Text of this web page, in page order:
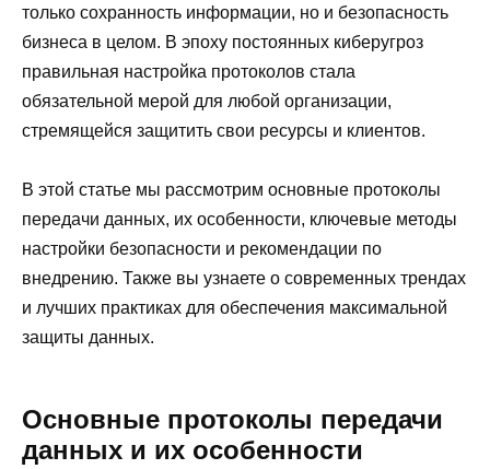
только сохранность информации, но и безопасность
бизнеса в целом. В эпоху постоянных киберугроз
правильная настройка протоколов стала
обязательной мерой для любой организации,
стремящейся защитить свои ресурсы и клиентов.
В этой статье мы рассмотрим основные протоколы
передачи данных, их особенности, ключевые методы
настройки безопасности и рекомендации по
внедрению. Также вы узнаете о современных трендах
и лучших практиках для обеспечения максимальной
защиты данных.
Основные протоколы передачи
данных и их особенности